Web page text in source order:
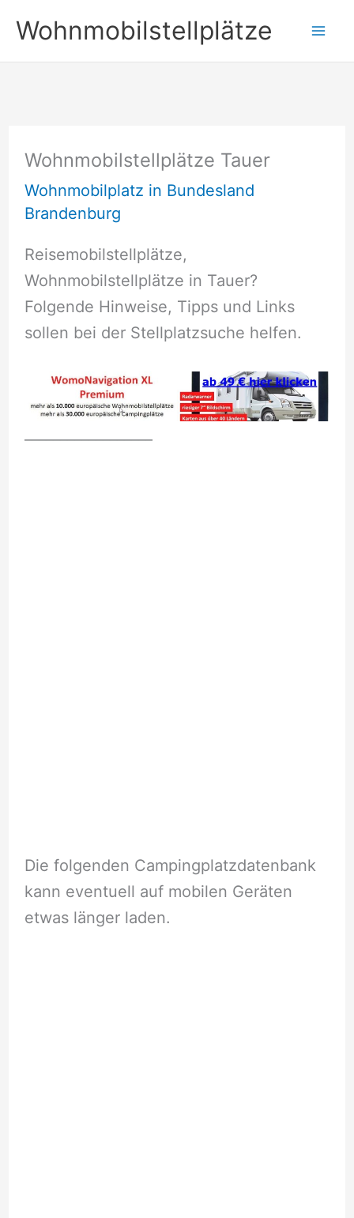
Inhalt
springen
Wohnmobilstellplätze
Wohnmobilstellplätze Tauer
Wohnmobilplatz in Bundesland
Brandenburg
Reisemobilstellplätze,
Wohnmobilstellplätze in Tauer?
Folgende Hinweise, Tipps und Links
sollen bei der Stellplatzsuche helfen.
Die folgenden Campingplatzdatenbank
kann eventuell auf mobilen Geräten
etwas länger laden.